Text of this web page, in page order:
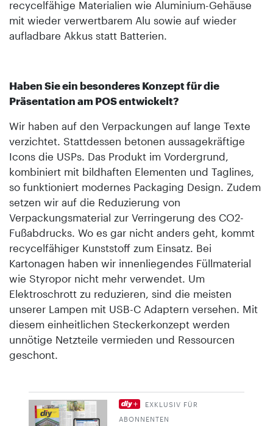
recycelfähige Materialien wie Aluminium-Gehäuse
mit wieder verwertbarem Alu sowie auf wieder
aufladbare Akkus statt Batterien.
Haben Sie ein besonderes Konzept für die
Präsentation am POS entwickelt?
Wir haben auf den Verpackungen auf lange Texte
verzichtet. Stattdessen betonen aussagekräftige
Icons die USPs. Das Produkt im Vordergrund,
kombiniert mit bildhaften Elementen und Taglines,
so funktioniert modernes Packaging Design. Zudem
setzen wir auf die Reduzierung von
Verpackungsmaterial zur Verringerung des CO2-
Fußabdrucks. Wo es gar nicht anders geht, kommt
recycelfähiger Kunststoff zum Einsatz. Bei
Kartonagen haben wir innenliegendes Füllmaterial
wie Styropor nicht mehr verwendet. Um
Elektroschrott zu reduzieren, sind die meisten
unserer Lampen mit USB-C Adaptern versehen. Mit
diesem einheitlichen Steckerkonzept werden
unnötige Netzteile vermieden und Ressourcen
geschont.
EXKLUSIV FÜR
ABONNENTEN